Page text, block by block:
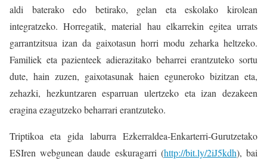
aldi baterako edo betirako, gelan eta eskolako kirolean
integratzeko. Horregatik, material hau elkarrekin egitea urrats
garrantzitsua izan da gaixotasun horri modu zeharka heltzeko.
Familiek eta pazienteek adierazitako beharrei erantzuteko sortu
dute, hain zuzen, gaixotasunak haien eguneroko bizitzan eta,
zehazki, hezkuntzaren esparruan ulertzeko eta izan dezakeen
eragina ezagutzeko beharrari erantzuteko.
Triptikoa eta gida laburra Ezkerraldea-Enkarterri-Gurutzetako
ESIren webgunean daude eskuragarri (http://bit.ly/2iJ5kdh), bai